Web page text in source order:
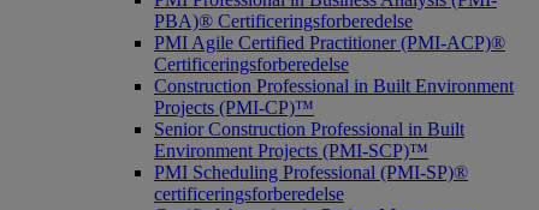
PBA)® Certificeringsforberedelse
PMI Agile Certified Practitioner (PMI-ACP)®
Certificeringsforberedelse
Construction Professional in Built Environment
Projects (PMI-CP)™
Senior Construction Professional in Built
Environment Projects (PMI-SCP)™
PMI Scheduling Professional (PMI-SP)®
certificeringsforberedelse